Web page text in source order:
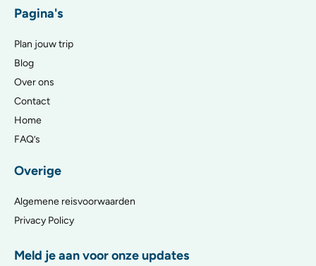
Pagina's
Plan jouw trip
Blog
Over ons
Contact
Home
FAQ’s
Overige
Algemene reisvoorwaarden
Privacy Policy
Meld je aan voor onze updates